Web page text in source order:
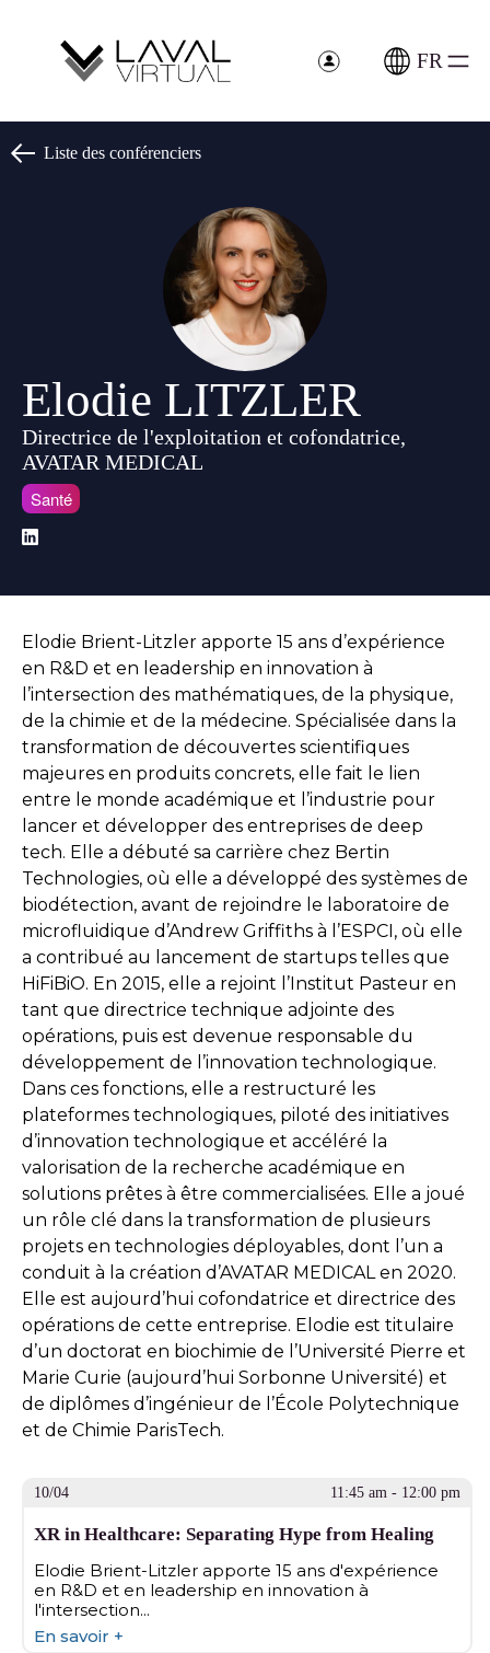
FR
Liste des conférenciers
Elodie LITZLER
Directrice de l'exploitation et cofondatrice,
AVATAR MEDICAL
Santé
Elodie Brient-Litzler apporte 15 ans d’expérience
en R&D et en leadership en innovation à
l’intersection des mathématiques, de la physique,
de la chimie et de la médecine. Spécialisée dans la
transformation de découvertes scientifiques
majeures en produits concrets, elle fait le lien
entre le monde académique et l’industrie pour
lancer et développer des entreprises de deep
tech. Elle a débuté sa carrière chez Bertin
Technologies, où elle a développé des systèmes de
biodétection, avant de rejoindre le laboratoire de
microfluidique d’Andrew Griffiths à l’ESPCI, où elle
a contribué au lancement de startups telles que
HiFiBiO. En 2015, elle a rejoint l’Institut Pasteur en
tant que directrice technique adjointe des
opérations, puis est devenue responsable du
développement de l’innovation technologique.
Dans ces fonctions, elle a restructuré les
plateformes technologiques, piloté des initiatives
d’innovation technologique et accéléré la
valorisation de la recherche académique en
solutions prêtes à être commercialisées. Elle a joué
un rôle clé dans la transformation de plusieurs
projets en technologies déployables, dont l’un a
conduit à la création d’AVATAR MEDICAL en 2020.
Elle est aujourd’hui cofondatrice et directrice des
opérations de cette entreprise. Elodie est titulaire
d’un doctorat en biochimie de l’Université Pierre et
Marie Curie (aujourd’hui Sorbonne Université) et
de diplômes d’ingénieur de l’École Polytechnique
et de Chimie ParisTech.
10/04 11:45 am - 12:00 pm
XR in Healthcare: Separating Hype from Healing
Elodie Brient-Litzler apporte 15 ans d'expérience
en R&D et en leadership en innovation à
l'intersection...
En savoir +